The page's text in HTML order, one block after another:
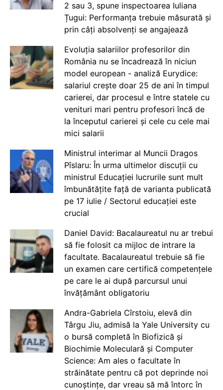
2 sau 3, spune inspectoarea Iuliana
Țugui: Performanța trebuie măsurată și
prin câți absolvenți se angajează
Evoluția salariilor profesorilor din
România nu se încadrează în niciun
model european - analiză Eurydice:
salariul crește doar 25 de ani în timpul
carierei, dar procesul e între statele cu
venituri mari pentru profesori încă de
la începutul carierei și cele cu cele mai
mici salarii
Ministrul interimar al Muncii Dragos
Pîslaru: În urma ultimelor discuții cu
ministrul Educației lucrurile sunt mult
îmbunătățite față de varianta publicată
pe 17 iulie / Sectorul educației este
crucial
Daniel David: Bacalaureatul nu ar trebui
să fie folosit ca mijloc de intrare la
facultate. Bacalaureatul trebuie să fie
un examen care certifică competențele
pe care le ai după parcursul unui
învățământ obligatoriu
Andra-Gabriela Cîrstoiu, elevă din
Târgu Jiu, admisă la Yale University cu
o bursă completă în Biofizică și
Biochimie Moleculară și Computer
Science: Am ales o facultate în
străinătate pentru că pot deprinde noi
cunoștințe, dar vreau să mă întorc în